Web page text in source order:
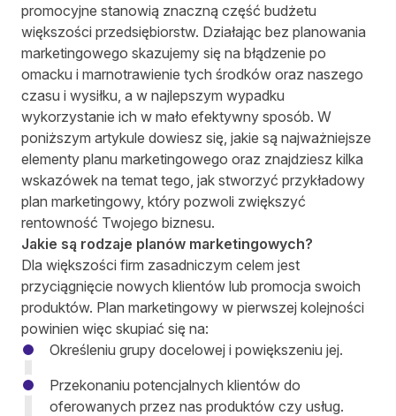
promocyjne stanowią znaczną część budżetu
większości przedsiębiorstw. Działając bez planowania
marketingowego skazujemy się na błądzenie po
omacku i marnotrawienie tych środków oraz naszego
czasu i wysiłku, a w najlepszym wypadku
wykorzystanie ich w mało efektywny sposób. W
poniższym artykule dowiesz się, jakie są najważniejsze
elementy planu marketingowego oraz znajdziesz kilka
wskazówek na temat tego, jak stworzyć przykładowy
plan marketingowy, który pozwoli zwiększyć
rentowność Twojego biznesu.
Jakie są rodzaje planów marketingowych?
Dla większości firm zasadniczym celem jest
przyciągnięcie nowych klientów lub promocja swoich
produktów. Plan marketingowy w pierwszej kolejności
powinien więc skupiać się na:
Określeniu grupy docelowej i powiększeniu jej.
Przekonaniu potencjalnych klientów do
oferowanych przez nas produktów czy usług.